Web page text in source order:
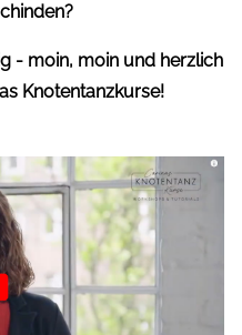
- moin, moin und herzlich
Knotentanzkurse!